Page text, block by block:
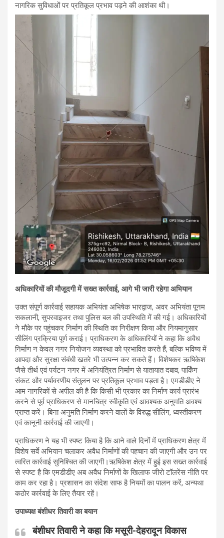
नागरिक सुविधाओं पर प्रतिकूल प्रभाव पड़ने की आशंका थी।
अधिकारियों की मौजूदगी में सख्त कार्रवाई, आगे भी जारी रहेगा अभियान
उक्त संपूर्ण कार्रवाई सहायक अभियंता अभिषेक भारद्वाज, अवर अभियंता पूनम
सकलानी, सुपरवाइजर तथा पुलिस बल की उपस्थिति में की गई। अधिकारियों
ने मौके पर पहुंचकर निर्माण की स्थिति का निरीक्षण किया और नियमानुसार
सीलिंग प्रक्रिया पूर्ण कराई। प्राधिकरण के अधिकारियों ने कहा कि अवैध
निर्माण न केवल नगर नियोजन व्यवस्था को प्रभावित करते हैं, बल्कि भविष्य में
आपदा और सुरक्षा संबंधी खतरे भी उत्पन्न कर सकते हैं। विशेषकर ऋषिकेश
जैसे तीर्थ एवं पर्यटन नगर में अनियंत्रित निर्माण से यातायात दबाव, पार्किंग
संकट और पर्यावरणीय संतुलन पर प्रतिकूल प्रभाव पड़ता है। एमडीडीए ने
आम नागरिकों से अपील की है कि किसी भी प्रकार का निर्माण कार्य प्रारंभ
करने से पूर्व प्राधिकरण से मानचित्र स्वीकृति एवं आवश्यक अनुमति अवश्य
प्राप्त करें। बिना अनुमति निर्माण करने वालों के विरुद्ध सीलिंग, ध्वस्तीकरण
एवं कानूनी कार्रवाई की जाएगी।
प्राधिकरण ने यह भी स्पष्ट किया है कि आने वाले दिनों में प्राधिकरण क्षेत्र में
विशेष सर्वे अभियान चलाकर अवैध निर्माणों की पहचान की जाएगी और उन पर
त्वरित कार्रवाई सुनिश्चित की जाएगी।ऋषिकेश क्षेत्र में हुई इस सख्त कार्रवाई
से स्पष्ट है कि एमडीडीए अब अवैध निर्माणों के खिलाफ जीरो टॉलरेंस नीति पर
काम कर रहा है। प्रशासन का संदेश साफ है नियमों का पालन करें, अन्यथा
कठोर कार्रवाई के लिए तैयार रहें।
उपाध्यक्ष बंशीधर तिवारी का बयान
बंशीधर तिवारी ने कहा कि मसूरी-देहरादून विकास